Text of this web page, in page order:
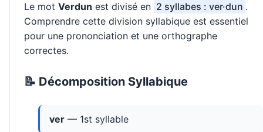
Le mot Verdun est divisé en 2 syllabes : ver·dun .
Comprendre cette division syllabique est essentiel
pour une prononciation et une orthographe
correctes.
📝 Décomposition Syllabique
ver — 1st syllable